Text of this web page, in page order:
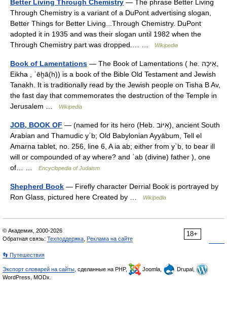
Better Living Through Chemistry — The phrase Better Living
Through Chemistry is a variant of a DuPont advertising slogan,
Better Things for Better Living...Through Chemistry. DuPont
adopted it in 1935 and was their slogan until 1982 when the
Through Chemistry part was dropped.… …
Wikipedia
Book of Lamentations — The Book of Lamentations ( he. אֵיכָה,
Eikha , ʾēḫā(h)) is a book of the Bible Old Testament and Jewish
Tanakh. It is traditionally read by the Jewish people on Tisha B Av,
the fast day that commemorates the destruction of the Temple in
Jerusalem …
Wikipedia
JOB, BOOK OF — (named for its hero (Heb. אִיּוֹב), ancient South
Arabian and Thamudic yʾb; Old Babylonian Ayyābum, Tell el
Amarna tablet, no. 256, line 6, A ia ab; either from yʾb, to bear ill
will or compounded of ay where? and ʾab (divine) father ), one
of… …
Encyclopedia of Judaism
Shepherd Book — Firefly character Derrial Book is portrayed by
Ron Glass, pictured here Created by …
Wikipedia
18+
© Академик, 2000-2026
Обратная связь: Техподдержка Реклама на сайте
👣 Путешествия
Экспорт словарей на сайты , сделанные на PHP, Joomla,
Drupal,
WordPress, MODx.